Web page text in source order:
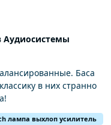
Аудиосистемы
Баса
в них странно
лампа выхлоп усилитель